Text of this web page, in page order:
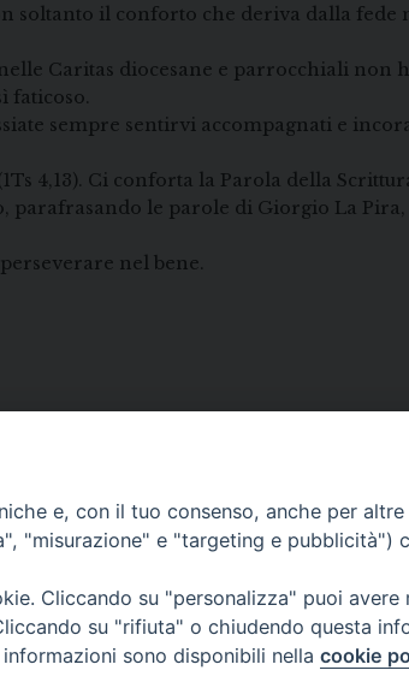
soltanto il conforto che deriva dalla fede
Caritas diocesane e parrocchiali
faticoso.
sempre sentirvi accompagnati e
4,13). Ci conforta la Parola della
parafrasando le parole di Giorgio La
nel bene.
• Largo Duomo, 12 - 85025
e, con il tuo consenso, anche per
"misurazione" e "targeting e pubblicità")
Cliccando su "personalizza" puoi avere
su "rifiuta" o chiudendo questa
sono disponibili nella cookie